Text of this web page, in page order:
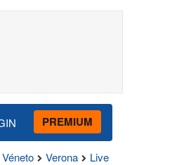
PREMIUM
Véneto Verona Live